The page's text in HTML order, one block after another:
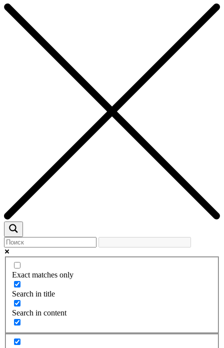
Exact matches only
Search in title
Search in content